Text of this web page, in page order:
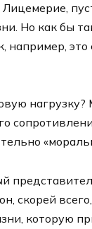
Но как бы
например,
скорей
которую